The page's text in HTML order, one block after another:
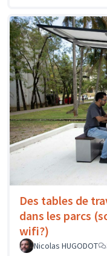
Des tables de
dans les parcs
wifi?)
Nicolas HUGODOT